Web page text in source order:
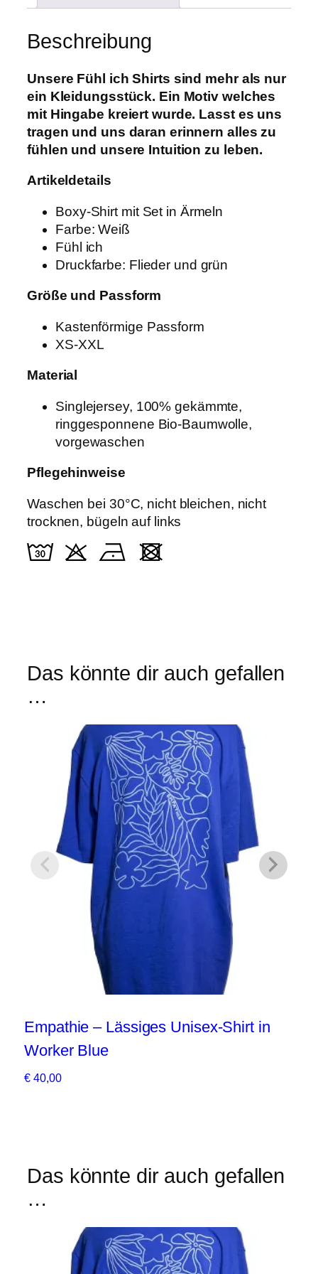
Beschreibung
Unsere Fühl ich Shirts sind mehr als nur
ein Kleidungsstück. Ein Motiv welches
mit Hingabe kreiert wurde. Lasst es uns
tragen und uns daran erinnern alles zu
fühlen und unsere Intuition zu leben.
Artikeldetails
Boxy-Shirt mit Set in Ärmeln
Farbe: Weiß
Fühl ich
Druckfarbe: Flieder und grün
Größe und Passform
Kastenförmige Passform
XS-XXL
Material
Singlejersey, 100% gekämmte,
ringgesponnene Bio-Baumwolle,
vorgewaschen
Pflegehinweise
Waschen bei 30°C, nicht bleichen, nicht
trocknen, bügeln auf links
Das könnte dir auch gefallen
…
Empathie – Lässiges Unisex-Shirt in
Worker Blue
€ 40,00
Das könnte dir auch gefallen
…